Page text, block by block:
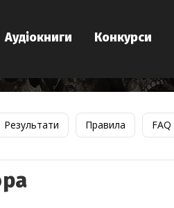
Аудіокниги Конкурси
Результати Правила FAQ